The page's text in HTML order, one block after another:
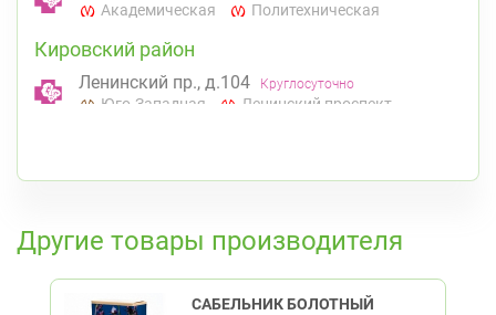
Академическая Политехническая
Кировский район
Ленинский пр., д.104 Круглосуточно
Юго-Западная Ленинский проспект
Ленинский пр., д.78, к.1 Круглосуточно
Невский район
Улица Дыбенко
Другие товары производителя
САБЕЛЬНИК БОЛОТНЫЙ